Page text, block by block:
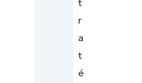
t
r
a
t
é